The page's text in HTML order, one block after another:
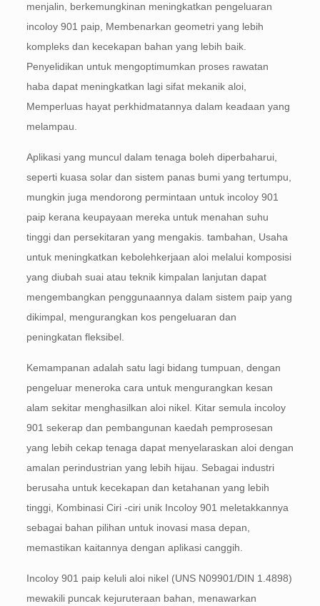
menjalin, berkemungkinan meningkatkan pengeluaran
incoloy 901 paip, Membenarkan geometri yang lebih
kompleks dan kecekapan bahan yang lebih baik.
Penyelidikan untuk mengoptimumkan proses rawatan
haba dapat meningkatkan lagi sifat mekanik aloi,
Memperluas hayat perkhidmatannya dalam keadaan yang
melampau.
Aplikasi yang muncul dalam tenaga boleh diperbaharui,
seperti kuasa solar dan sistem panas bumi yang tertumpu,
mungkin juga mendorong permintaan untuk incoloy 901
paip kerana keupayaan mereka untuk menahan suhu
tinggi dan persekitaran yang mengakis. tambahan, Usaha
untuk meningkatkan kebolehkerjaan aloi melalui komposisi
yang diubah suai atau teknik kimpalan lanjutan dapat
mengembangkan penggunaannya dalam sistem paip yang
dikimpal, mengurangkan kos pengeluaran dan
peningkatan fleksibel.
Kemampanan adalah satu lagi bidang tumpuan, dengan
pengeluar meneroka cara untuk mengurangkan kesan
alam sekitar menghasilkan aloi nikel. Kitar semula incoloy
901 sekerap dan pembangunan kaedah pemprosesan
yang lebih cekap tenaga dapat menyelaraskan aloi dengan
amalan perindustrian yang lebih hijau. Sebagai industri
berusaha untuk kecekapan dan ketahanan yang lebih
tinggi, Kombinasi Ciri -ciri unik Incoloy 901 meletakkannya
sebagai bahan pilihan untuk inovasi masa depan,
memastikan kaitannya dengan aplikasi canggih.
Incoloy 901 paip keluli aloi nikel (UNS N09901/DIN 1.4898)
mewakili puncak kejuruteraan bahan, menawarkan